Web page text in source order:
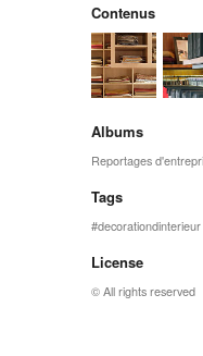
Contenus
Albums
Reportages
Tags
decorationdinterieur
License
© All rights reserved